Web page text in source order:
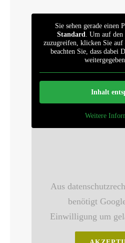
Sie sehen gerade einen
Standard
. Um auf
zuzugreifen, klicken Sie
beachten Sie, dass dabei
Inhalt
Weitere
Aus
benötigt
Einwilligung um